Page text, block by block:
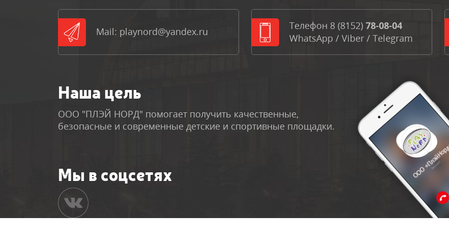
Mail: playnord@yandex.ru Телефон 8 (8152) 78-08-04
WhatsApp / Viber / Telegram
Наша цель
ООО "ПЛЭЙ НОРД" помогает получить качественные,
безопасные и современные детские и спортивные площадки.
Мы в соцсетях